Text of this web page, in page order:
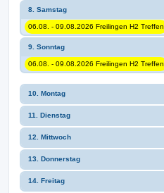
8. Samstag
06.08. - 09.08.2026 Freilingen H2 Treffen
9. Sonntag
06.08. - 09.08.2026 Freilingen H2 Treffen
10. Montag
11. Dienstag
12. Mittwoch
13. Donnerstag
14. Freitag